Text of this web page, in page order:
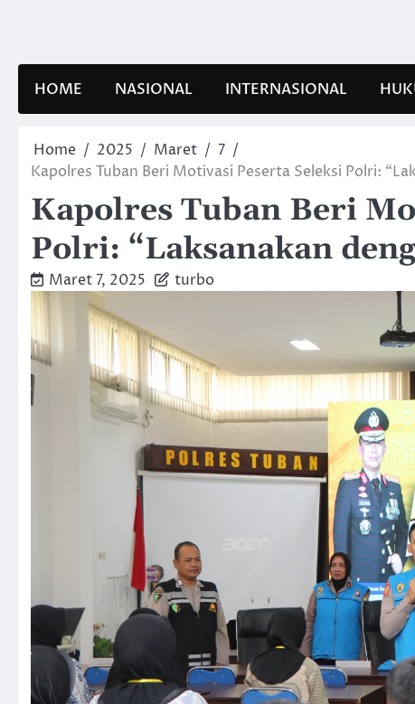
HOME NASIONAL INTERNASIONAL
Home 2025 Maret
7
Kapolres Tuban Beri Motivasi Peserta Seleksi Polri:
Kapolres Tuban Beri
Polri: “Laksanakan
Maret 7, 2025 turbo